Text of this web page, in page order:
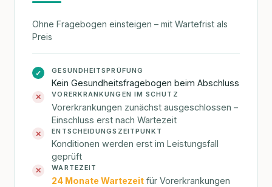
Ohne Fragebogen einsteigen – mit Wartefrist als
Preis
✓ GESUNDHEITSPRÜFUNG
Kein Gesundheitsfragebogen beim Abschluss
✕ VORERKRANKUNGEN IM SCHUTZ
Vorerkrankungen zunächst ausgeschlossen –
Einschluss erst nach Wartezeit
✕ ENTSCHEIDUNGSZEITPUNKT
Konditionen werden erst im Leistungsfall
geprüft
✕ WARTEZEIT
24 Monate Wartezeit für Vorerkrankungen